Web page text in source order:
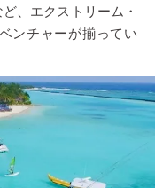
、エクストリーム・
ンチャーが揃ってい